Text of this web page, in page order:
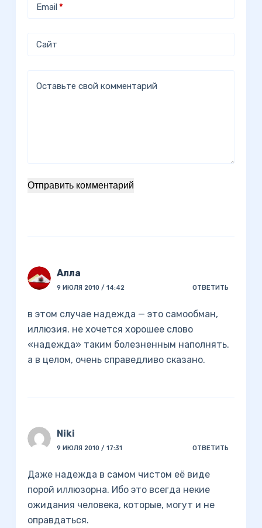
Email *
Сайт
Оставьте свой комментарий
Отправить комментарий
Алла
9 ИЮЛЯ 2010 / 14:42 ОТВЕТИТЬ
в этом случае надежда — это самообман,
иллюзия. не хочется хорошее слово
«надежда» таким болезненным наполнять.
а в целом, очень справедливо сказано.
Niki
9 ИЮЛЯ 2010 / 17:31 ОТВЕТИТЬ
Даже надежда в самом чистом её виде
порой иллюзорна. Ибо это всегда некие
ожидания человека, которые, могут и не
оправдаться.